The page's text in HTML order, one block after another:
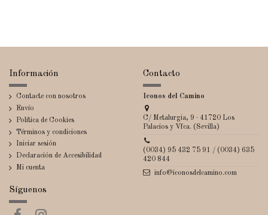
Información
Contacte con nosotros
Envío
Política de Cookies
Términos y condiciones
Iniciar sesión
Declaración de Accesibilidad
Mi cuenta
Contacto
Iconos del Camino
C/ Metalurgia, 9 · 41720 Los
Palacios y Vfca. (Sevilla)
(0034) 95 432 75 91 / (0034) 635
420 844
info@iconosdelcamino.com
Síguenos